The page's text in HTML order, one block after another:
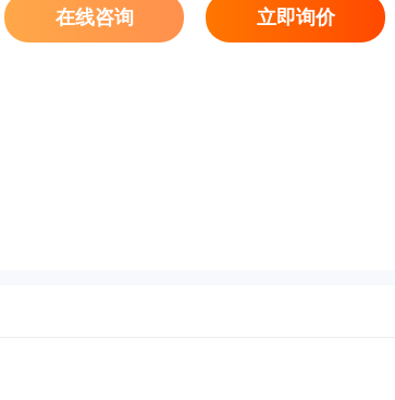
在线咨询 立即询价